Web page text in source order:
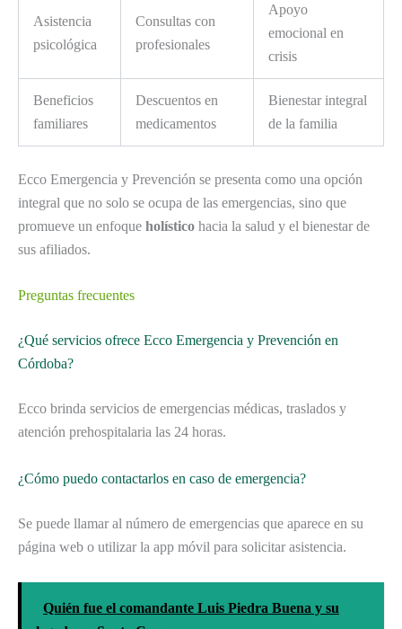
Asistencia
psicológica
Consultas con
profesionales
Apoyo
emocional en
crisis
Beneficios
familiares
Descuentos en
medicamentos
Bienestar integral
de la familia
Ecco Emergencia y Prevención se presenta como una opción
integral que no solo se ocupa de las emergencias, sino que
promueve un enfoque holístico hacia la salud y el bienestar de
sus afiliados.
Preguntas frecuentes
¿Qué servicios ofrece Ecco Emergencia y Prevención en
Córdoba?
Ecco brinda servicios de emergencias médicas, traslados y
atención prehospitalaria las 24 horas.
¿Cómo puedo contactarlos en caso de emergencia?
Se puede llamar al número de emergencias que aparece en su
página web o utilizar la app móvil para solicitar asistencia.
Quién fue el comandante Luis Piedra Buena y su